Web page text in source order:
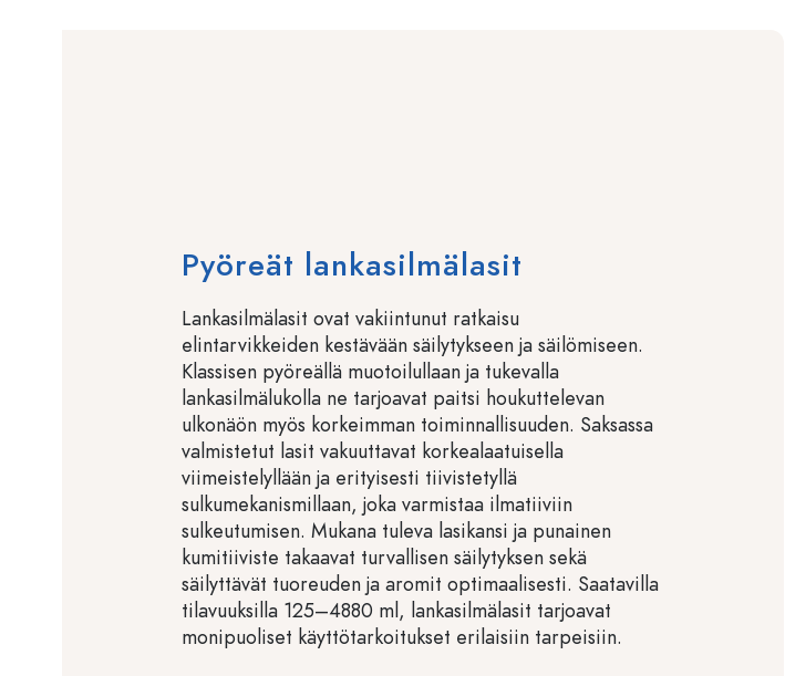
Pyöreät lankasilmälasit
Lankasilmälasit ovat vakiintunut ratkaisu
elintarvikkeiden kestävään säilytykseen ja säilömiseen.
Klassisen pyöreällä muotoilullaan ja tukevalla
lankasilmälukolla ne tarjoavat paitsi houkuttelevan
ulkonäön myös korkeimman toiminnallisuuden. Saksassa
valmistetut lasit vakuuttavat korkealaatuisella
viimeistelyllään ja erityisesti tiivistetyllä
sulkumekanismillaan, joka varmistaa ilmatiiviin
sulkeutumisen. Mukana tuleva lasikansi ja punainen
kumitiiviste takaavat turvallisen säilytyksen sekä
säilyttävät tuoreuden ja aromit optimaalisesti. Saatavilla
tilavuuksilla 125–4880 ml, lankasilmälasit tarjoavat
monipuoliset käyttötarkoitukset erilaisiin tarpeisiin.